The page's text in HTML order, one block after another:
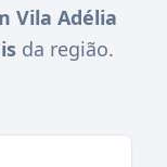
Vila Adélia
da região.